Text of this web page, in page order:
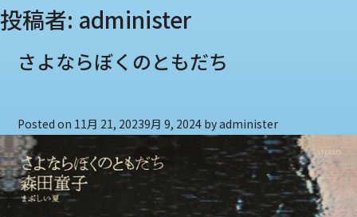
投稿者: administer
さよならぼくのともだち
Posted on 11月 21, 20239月 9, 2024 byadminister